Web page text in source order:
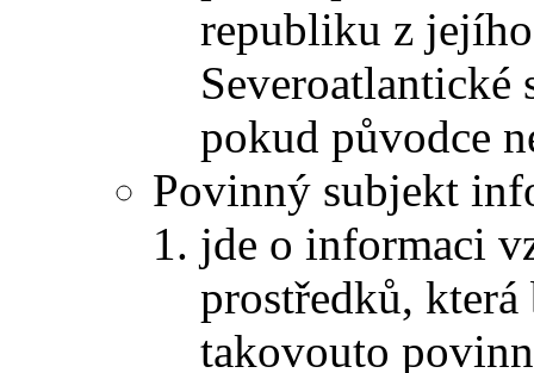
republiku z
pokud původce
Povinný subjekt
jde o informaci
prostředků,
takovouto